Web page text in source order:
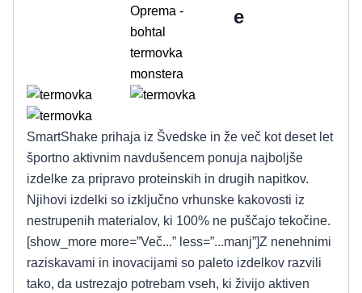
e
SmartShake prihaja iz Švedske in že več kot deset let
športno aktivnim navdušencem ponuja najboljše
izdelke za pripravo proteinskih in drugih napitkov.
Njihovi izdelki so izključno vrhunske kakovosti iz
nestrupenih materialov, ki 100% ne puščajo tekočine.
[show_more more=”Več...” less=”...manj”]Z nenehnimi
raziskavami in inovacijami so paleto izdelkov razvili
tako, da ustrezajo potrebam vseh, ki živijo aktiven